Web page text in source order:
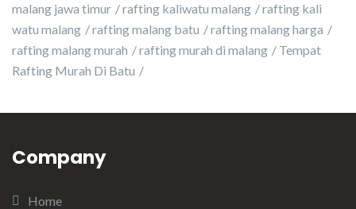
malang jawa timur
rafting kaliwatu malang
rafting kali
watu malang
rafting malang batu
rafting malang harga
rafting malang murah
rafting murah di malang
Tempat
Rafting Murah Di Batu
Company
Home